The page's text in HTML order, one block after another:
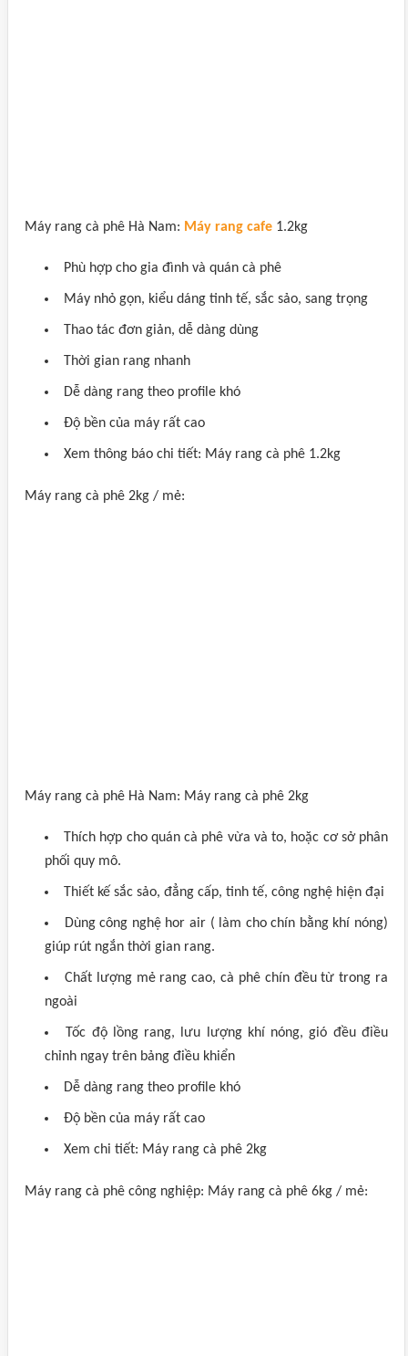
Máy rang cà phê Hà Nam: Máy rang cafe 1.2kg
Phù hợp cho gia đình và quán cà phê
Máy nhỏ gọn, kiểu dáng tinh tế, sắc sảo, sang trọng
Thao tác đơn giản, dễ dàng dùng
Thời gian rang nhanh
Dễ dàng rang theo profile khó
Độ bền của máy rất cao
Xem thông báo chi tiết: Máy rang cà phê 1.2kg
Máy rang cà phê 2kg / mẻ:
Máy rang cà phê Hà Nam: Máy rang cà phê 2kg
Thích hợp cho quán cà phê vừa và to, hoặc cơ sở phân
phối quy mô.
Thiết kế sắc sảo, đẳng cấp, tinh tế, công nghệ hiện đại
Dùng công nghệ hor air ( làm cho chín bằng khí nóng)
giúp rút ngắn thời gian rang.
Chất lượng mẻ rang cao, cà phê chín đều từ trong ra
ngoài
Tốc độ lồng rang, lưu lượng khí nóng, gió đều điều
chỉnh ngay trên bảng điều khiển
Dễ dàng rang theo profile khó
Độ bền của máy rất cao
Xem chi tiết: Máy rang cà phê 2kg
Máy rang cà phê công nghiệp: Máy rang cà phê 6kg / mẻ: